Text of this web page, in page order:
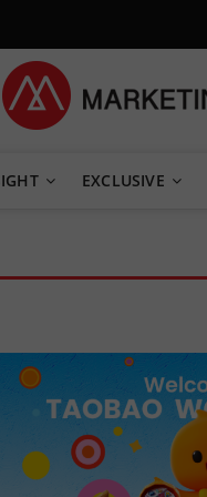
EXCLUSIVE